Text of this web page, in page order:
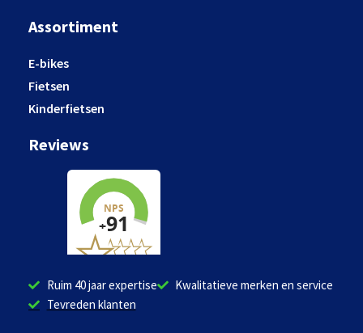
Assortiment
E-bikes
Fietsen
Kinderfietsen
Reviews
Ruim 40 jaar expertise
Kwalitatieve merken en service
Tevreden klanten